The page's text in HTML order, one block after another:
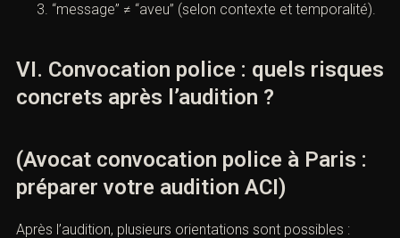
“message” ≠ “aveu” (selon contexte et temporalité).
VI. Convocation police : quels risques
concrets après l’audition ?
(Avocat convocation police à Paris :
préparer votre audition ACI)
Après l’audition, plusieurs orientations sont possibles :